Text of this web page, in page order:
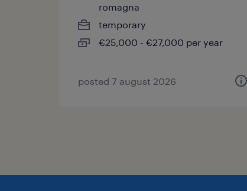
romagna
temporary
€25,000 - €27,000 per year
posted 7 august 2026